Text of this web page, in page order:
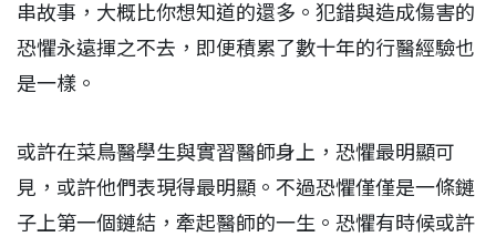
串故事，大概比你想知道的還多。犯錯與造成傷害的
恐懼永遠揮之不去，即便積累了數十年的行醫經驗也
是一樣。
或許在菜鳥醫學生與實習醫師身上，恐懼最明顯可
見，或許他們表現得最明顯。不過恐懼僅僅是一條鏈
子上第一個鏈結，牽起醫師的一生。恐懼有時候或許